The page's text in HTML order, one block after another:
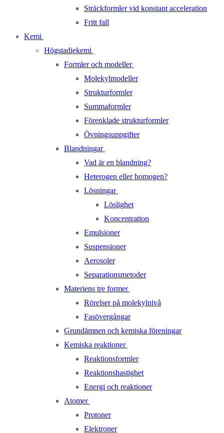
Sträckformler vid konstant acceleration
Fritt fall
Kemi
Högstadiekemi
Formler och modeller
Molekylmodeller
Strukturformler
Summaformler
Förenklade strukturformler
Övningsuppgifter
Blandningar
Vad är en blandning?
Heterogen eller homogen?
Lösningar
Löslighet
Koncentration
Emulsioner
Suspensioner
Aerosoler
Separationsmetoder
Materiens tre former
Rörelser på molekylnivå
Fasövergångar
Grundämnen och kemiska föreningar
Kemiska reaktioner
Reaktionsformler
Reaktionshastighet
Energi och reaktioner
Atomer
Protoner
Elektroner